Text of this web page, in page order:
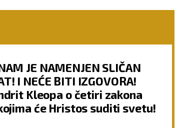
JE NAMENJEN SLIČAN
I NEĆE BITI IZGOVORA!
Kleopa o četiri zakona
će Hristos suditi svetu!